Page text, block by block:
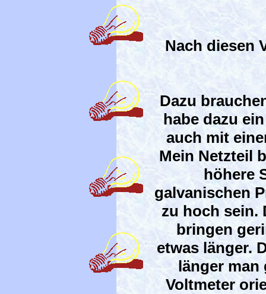
Nach diesen
Dazu
habe dazu
auch mit
Mein Netzteil
höhere
galvanischen
zu hoch sein.
bringen
etwas länger.
länger man
Voltmeter